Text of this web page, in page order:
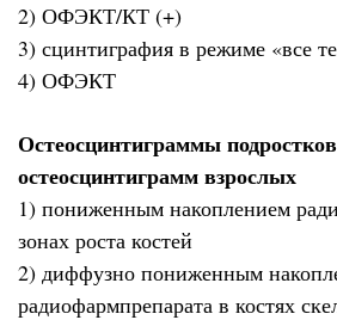
2) ОФЭКТ/КТ (+)
3) сцинтиграфия в режиме «все
4) ОФЭКТ
Остеосцинтиграммы
остеосцинтиграмм взрослых
1) пониженным накоплением
зонах роста костей
2) диффузно пониженным
радиофармпрепарата в костях